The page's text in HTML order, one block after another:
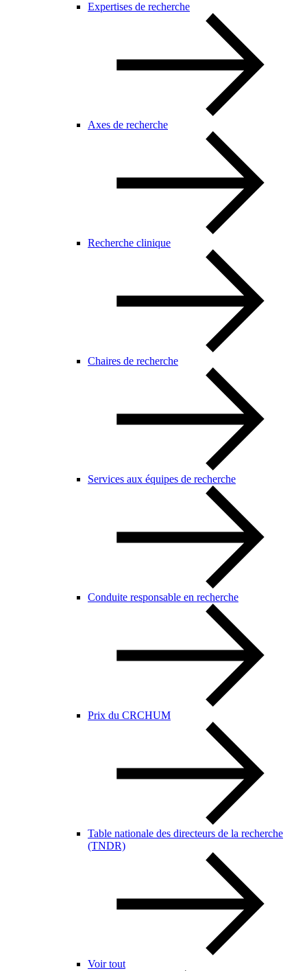
Expertises de recherche
Axes de recherche
Recherche clinique
Chaires de recherche
Services aux équipes de recherche
Conduite responsable en recherche
Prix du CRCHUM
Table nationale des directeurs de la recherche
(TNDR)
Voir tout